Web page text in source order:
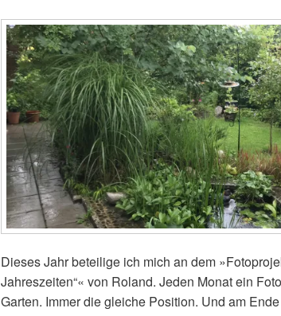
Dieses Jahr beteilige ich mich an dem
Jahreszeiten“« von Roland. Jeden Monat ein
Garten. Immer die gleiche Position. Und am